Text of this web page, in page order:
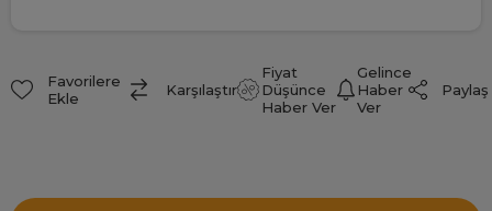
Favorilere
Ekle
Karşılaştır
Fiyat
Düşünce
Haber Ver
Gelince
Haber
Ver
Paylaş